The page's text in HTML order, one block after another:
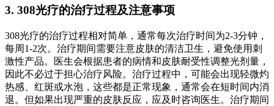
3. 308光疗的治疗过程及注意事项
308光疗的治疗过程相对简单，通常每次治疗时间为2-3分钟，
每周1-2次。治疗期间需要注意皮肤的清洁卫生，避免使用刺
激性产品。医生会根据患者的病情和皮肤耐受性调整光剂量，
因此不必过于担心治疗风险。治疗过程中，可能会出现轻微灼
热感、红斑或水泡，这些都是正常现象，通常会在短时间内消
退。但如果出现严重的皮肤反应，应及时咨询医生。治疗期间